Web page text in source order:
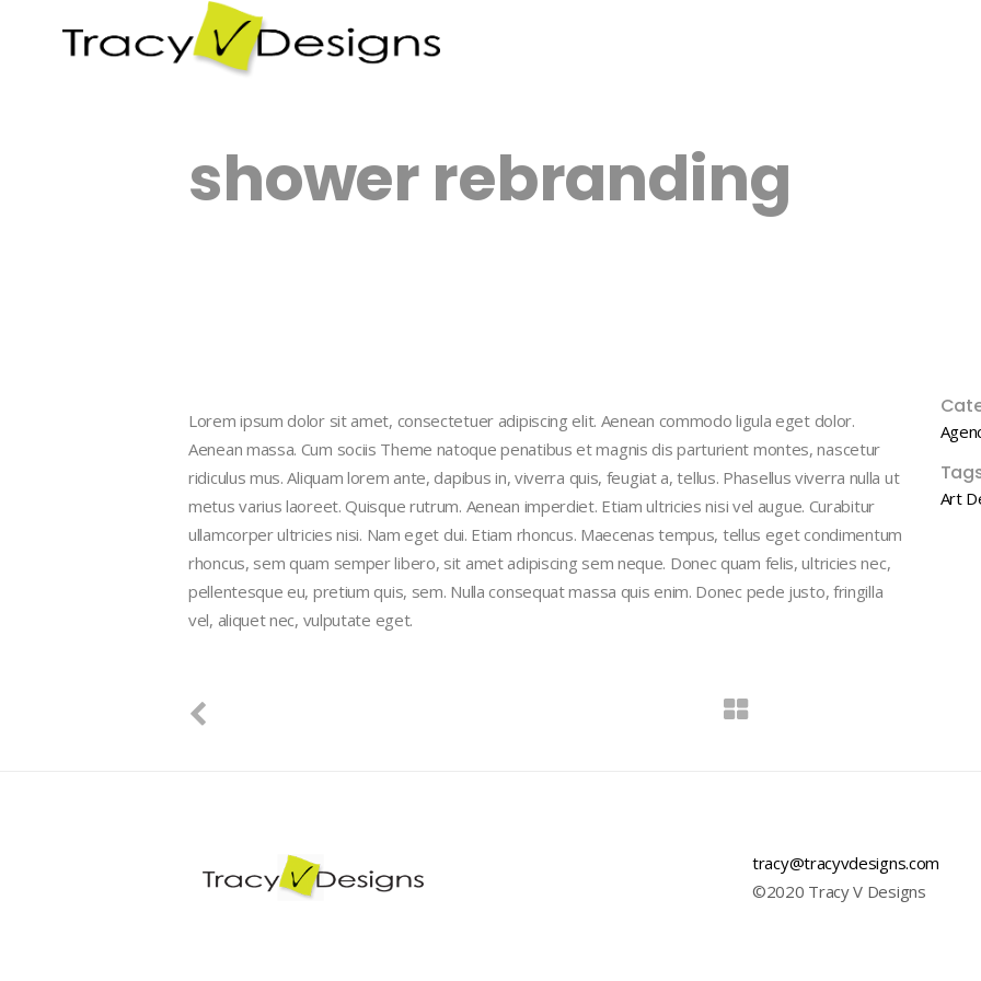
shower rebranding
Lorem ipsum dolor sit amet, consectetuer adipiscing elit. Aenean commodo ligula eget dolor.
Aenean massa. Cum sociis Theme natoque penatibus et magnis dis parturient montes, nascetur
ridiculus mus. Aliquam lorem ante, dapibus in, viverra quis, feugiat a, tellus. Phasellus viverra nulla ut
metus varius laoreet. Quisque rutrum. Aenean imperdiet. Etiam ultricies nisi vel augue. Curabitur
ullamcorper ultricies nisi. Nam eget dui. Etiam rhoncus. Maecenas tempus, tellus eget condimentum
rhoncus, sem quam semper libero, sit amet adipiscing sem neque. Donec quam felis, ultricies nec,
pellentesque eu, pretium quis, sem. Nulla consequat massa quis enim. Donec pede justo, fringilla
vel, aliquet nec, vulputate eget.
Art
tracy@tracyvdesigns.com
©2020 Tracy V Designs